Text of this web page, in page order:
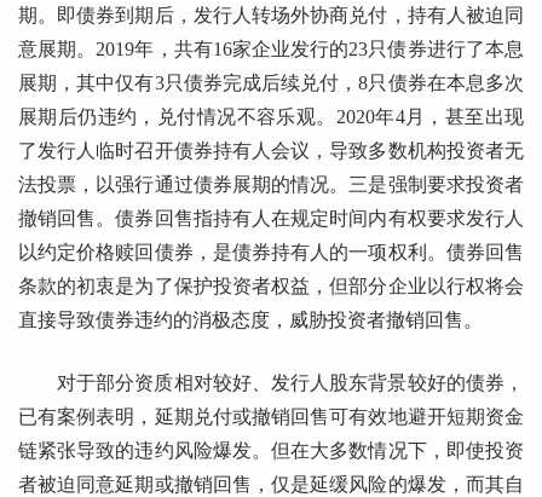
期。即债券到期后，发行人转场外协商兑付，持有人被迫同
意展期。2019年，共有16家企业发行的23只债券进行了本息
展期，其中仅有3只债券完成后续兑付，8只债券在本息多次
展期后仍违约，兑付情况不容乐观。2020年4月，甚至出现
了发行人临时召开债券持有人会议，导致多数机构投资者无
法投票，以强行通过债券展期的情况。三是强制要求投资者
撤销回售。债券回售指持有人在规定时间内有权要求发行人
以约定价格赎回债券，是债券持有人的一项权利。债券回售
条款的初衷是为了保护投资者权益，但部分企业以行权将会
直接导致债券违约的消极态度，威胁投资者撤销回售。
对于部分资质相对较好、发行人股东背景较好的债券，
已有案例表明，延期兑付或撤销回售可有效地避开短期资金
链紧张导致的违约风险爆发。但在大多数情况下，即使投资
者被迫同意延期或撤销回售，仅是延缓风险的爆发，而其自